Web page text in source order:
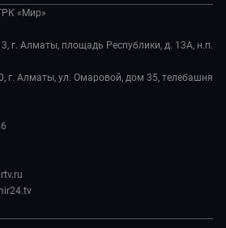
«Мир»
г. Алматы, площадь Республики, д. 13А, н.п.
г. Алматы, ул. Омаровой, дом 35, телебашня